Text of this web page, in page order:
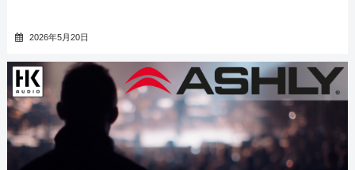
2026年5月20日